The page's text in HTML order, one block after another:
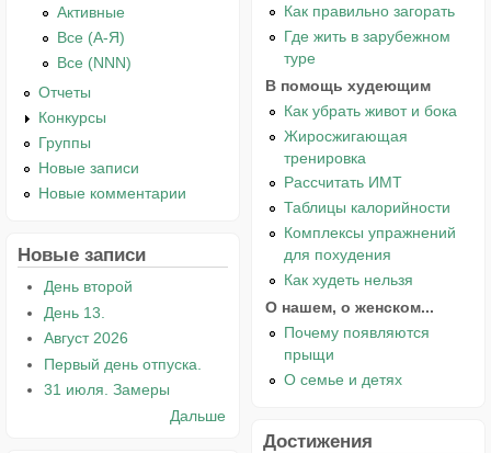
Активные
Все (А-Я)
Все (NNN)
Отчеты
Конкурсы
Группы
Новые записи
Новые комментарии
Новые записи
День второй
День 13.
Август 2026
Первый день отпуска.
31 июля. Замеры
Дальше
Как правильно загорать
Где жить в зарубежном
туре
В помощь худеющим
Как убрать живот и бока
Жиросжигающая
тренировка
Рассчитать ИМТ
Таблицы калорийности
Комплексы упражнений
для похудения
Как худеть нельзя
О нашем, о женском...
Почему появляются
прыщи
О семье и детях
Достижения